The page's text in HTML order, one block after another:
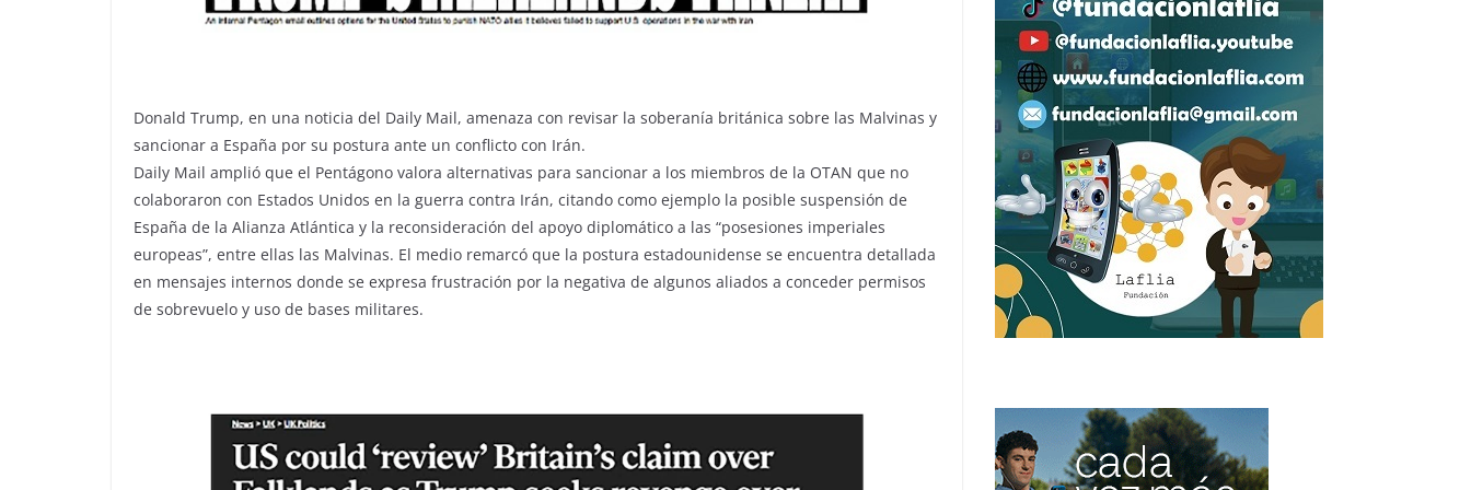
Donald Trump, en una noticia del Daily Mail, amenaza con revisar la soberanía británica sobre las Malvinas y
sancionar a España por su postura ante un conflicto con Irán.
Daily Mail amplió que el Pentágono valora alternativas para sancionar a los miembros de la OTAN que no
colaboraron con Estados Unidos en la guerra contra Irán, citando como ejemplo la posible suspensión de
España de la Alianza Atlántica y la reconsideración del apoyo diplomático a las “posesiones imperiales
europeas”, entre ellas las Malvinas. El medio remarcó que la postura estadounidense se encuentra detallada
en mensajes internos donde se expresa frustración por la negativa de algunos aliados a conceder permisos
de sobrevuelo y uso de bases militares.